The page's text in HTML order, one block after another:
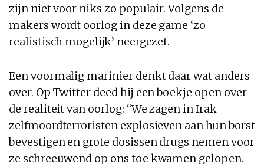
zijn niet voor niks zo populair. Volgens de
makers wordt oorlog in deze game ‘zo
realistisch mogelijk’ neergezet.
Een voormalig marinier denkt daar wat anders
over. Op Twitter deed hij een boekje open over
de realiteit van oorlog: “We zagen in Irak
zelfmoordterroristen explosieven aan hun borst
bevestigen en grote dosissen drugs nemen voor
ze schreeuwend op ons toe kwamen gelopen.